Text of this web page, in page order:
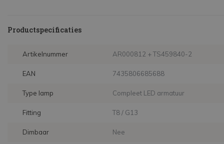
Productspecificaties
Artikelnummer AR000812 + TS459840-2
EAN 7435806685688
Type lamp Compleet LED armatuur
Fitting T8 / G13
Dimbaar Nee